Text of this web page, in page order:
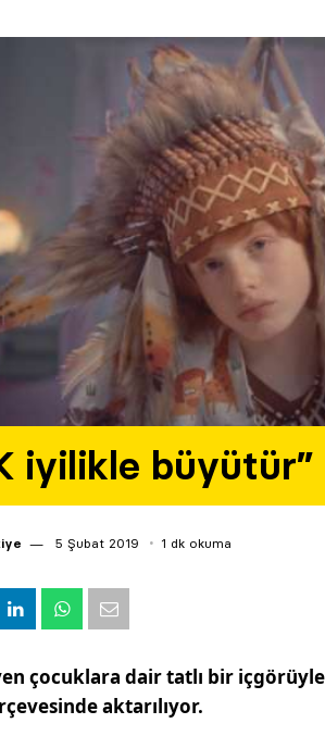
iyilikle büyütür”
5 Şubat 2019 1 dk okuma
çocuklara dair tatlı bir
aktarılıyor.